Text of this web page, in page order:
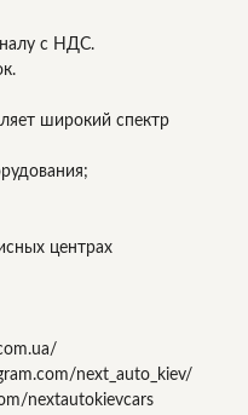
с НДС.
широкий спектр
центрах
next_auto_kiev/
nextautokievcars